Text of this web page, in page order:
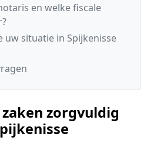
en welke fiscale
uw situatie in Spijkenisse
zorgvuldig